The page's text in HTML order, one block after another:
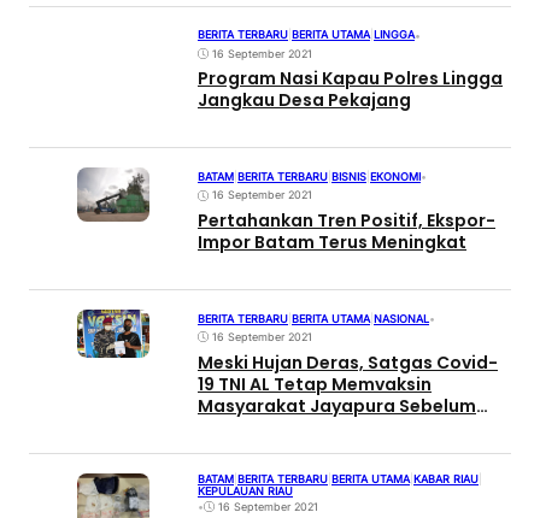
BERITA TERBARU BERITA UTAMA LINGGA•
16 September 2021
Program Nasi Kapau Polres Lingga
Jangkau Desa Pekajang
BATAM BERITA TERBARU BISNIS EKONOMI•
16 September 2021
Pertahankan Tren Positif, Ekspor-
Impor Batam Terus Meningkat
BERITA TERBARU BERITA UTAMA NASIONAL•
16 September 2021
Meski Hujan Deras, Satgas Covid-
19 TNI AL Tetap Memvaksin
Masyarakat Jayapura Sebelum
BATAM BERITA TERBARU BERITA UTAMA KABAR RIAU
KEPULAUAN RIAU
•
16 September 2021